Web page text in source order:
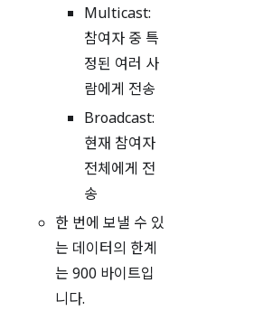
Multicast:
참여자 중 특
정된 여러 사
람에게 전송
Broadcast:
현재 참여자
전체에게 전
송
한 번에 보낼 수 있
는 데이터의 한계
는 900 바이트입
니다.